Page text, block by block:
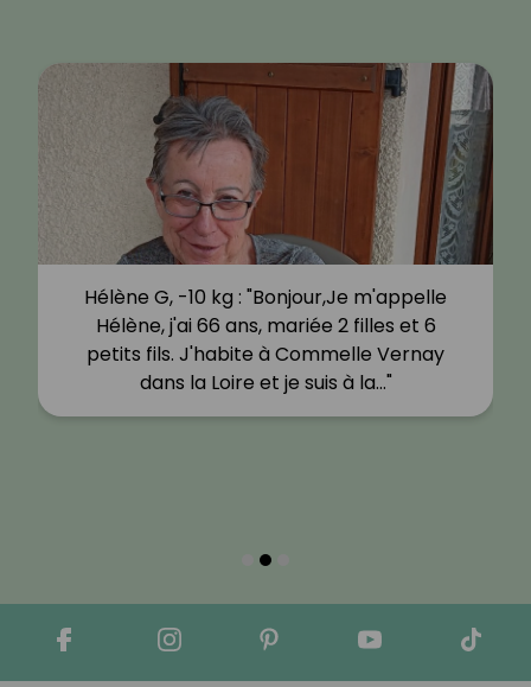
Hélène G, -10 kg : "Bonjour,Je m'appelle
Hélène, j'ai 66 ans, mariée 2 filles et 6
petits fils. J'habite à Commelle Vernay
dans la Loire et je suis à la…"